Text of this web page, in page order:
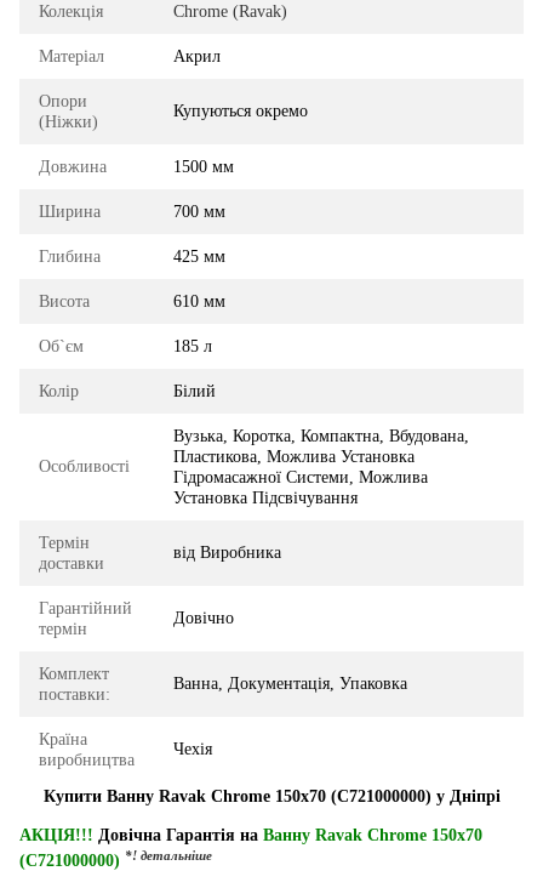
Колекція Chrome (Ravak)
Матеріал Акрил
Опори
(Ніжки)
Купуються окремо
Довжина 1500 мм
Ширина 700 мм
Глибина 425 мм
Висота 610 мм
Об`єм 185 л
Колір Білий
Особливості
Вузька, Коротка, Компактна, Вбудована,
Пластикова, Можлива Установка
Гідромасажної Системи, Можлива
Установка Підсвічування
Термін
доставки
від Виробника
Гарантійний
термін
Довічно
Комплект
поставки:
Ванна, Документація, Упаковка
Країна
виробництва
Чехія
Купити Ванну Ravak Chrome 150x70 (C721000000) у Дніпрі
АКЦІЯ!!! Довічна Гарантія на Ванну Ravak Chrome 150x70
(C721000000) *! детальніше